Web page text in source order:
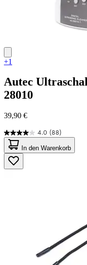
+1
Autec
28010
39,90 €
4.0 (88)
4.0
von
5
Sternen.
88
In den Warenkorb